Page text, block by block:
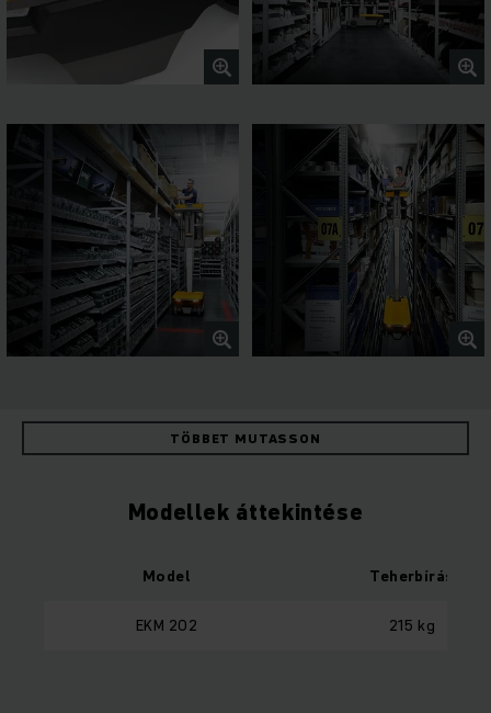
TÖBBET MUTASSON
Modellek áttekintése
Model Teherbírás
EKM 202 215 kg